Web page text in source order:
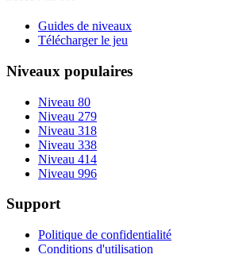
Guides de niveaux
Télécharger le jeu
Niveaux populaires
Niveau 80
Niveau 279
Niveau 318
Niveau 338
Niveau 414
Niveau 996
Support
Politique de confidentialité
Conditions d'utilisation